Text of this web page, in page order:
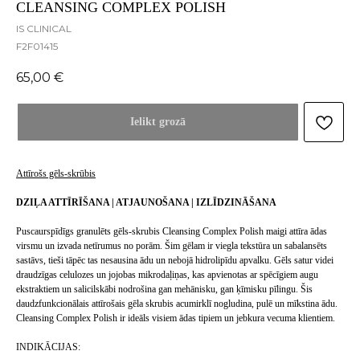
CLEANSING COMPLEX POLISH
IS CLINICAL
F2F01415
65,00 €
Ielikt grozā
Attīrošs gēls-skrūbis
DZIĻA ATTĪRĪŠANA | ATJAUNOŠANA | IZLĪDZINĀŠANA
Puscaurspīdīgs granulēts gēls-skrubis Cleansing Complex Polish maigi attīra ādas
virsmu un izvada netīrumus no porām. Šim gēlam ir viegla tekstūra un sabalansēts
sastāvs, tieši tāpēc tas nesausina ādu un nebojā hidrolipīdu apvalku. Gēls satur videi
draudzīgas celulozes un jojobas mikrodaļiņas, kas apvienotas ar spēcīgiem augu
ekstraktiem un salicilskābi nodrošina gan mehānisku, gan ķīmisku pīlingu. Šis
daudzfunkcionālais attīrošais gēla skrubis acumirklī nogludina, pulē un mīkstina ādu.
Cleansing Complex Polish ir ideāls visiem ādas tipiem un jebkura vecuma klientiem.
INDIKĀCIJAS: